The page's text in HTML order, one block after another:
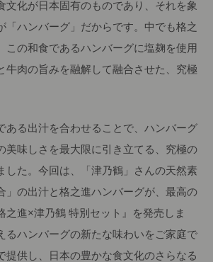
文化が日本固有のものであり、それを象
「ハンバーグ」だからです。中でも格之
この和食であるハンバーグに塩麹を使用
牛肉の旨みを融解して融合させた、究極
ある出汁を合わせることで、ハンバーグ
美味しさを最大限に引き立てる、究極の
した。今回は、「津乃鶴」さんの天然素
」の出汁と格之進ハンバーグが、最高の
之進×津乃鶴 特別セット』を発売しま
るハンバーグの新たな味わいをご家庭で
提供し、日本の豊かな食文化のさらなる